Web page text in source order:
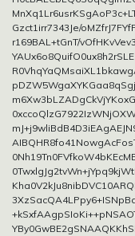
Gzct1irr7343Je/
r169BAL+tGnT/